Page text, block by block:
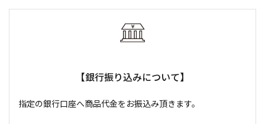
【銀行振り込みについて】
指定の銀行口座へ商品代金をお振込み頂きます。